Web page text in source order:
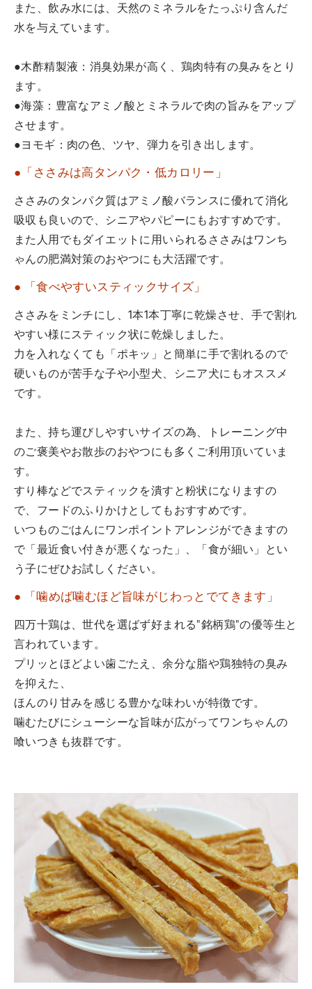
また、飲み水には、天然のミネラルをたっぷり含んだ
水を与えています。
●木酢精製液：消臭効果が高く、鶏肉特有の臭みをとり
ます。
●海藻：豊富なアミノ酸とミネラルで肉の旨みをアップ
させます。
●ヨモギ：肉の色、ツヤ、弾力を引き出します。
●「ささみは高タンパク・低カロリー」
ささみのタンパク質はアミノ酸バランスに優れて消化
吸収も良いので、シニアやパピーにもおすすめです。
また人用でもダイエットに用いられるささみはワンち
ゃんの肥満対策のおやつにも大活躍です。
● 「食べやすいスティックサイズ」
ささみをミンチにし、1本1本丁寧に乾燥させ、手で割れ
やすい様にスティック状に乾燥しました。
力を入れなくても「ポキッ」と簡単に手で割れるので
硬いものが苦手な子や小型犬、シニア犬にもオススメ
です。
また、持ち運びしやすいサイズの為、トレーニング中
のご褒美やお散歩のおやつにも多くご利用頂いていま
す。
すり棒などでスティックを潰すと粉状になりますの
で、フードのふりかけとしてもおすすめです。
いつものごはんにワンポイントアレンジができますの
で「最近食い付きが悪くなった」、「食が細い」とい
う子にぜひお試しください。
● 「噛めば噛むほど旨味がじわっとでてきます」
四万十鶏は、世代を選ばず好まれる"銘柄鶏"の優等生と
言われています。
プリッとほどよい歯ごたえ、余分な脂や鶏独特の臭み
を抑えた、
ほんのり甘みを感じる豊かな味わいが特徴です。
噛むたびにシューシーな旨味が広がってワンちゃんの
喰いつきも抜群です。